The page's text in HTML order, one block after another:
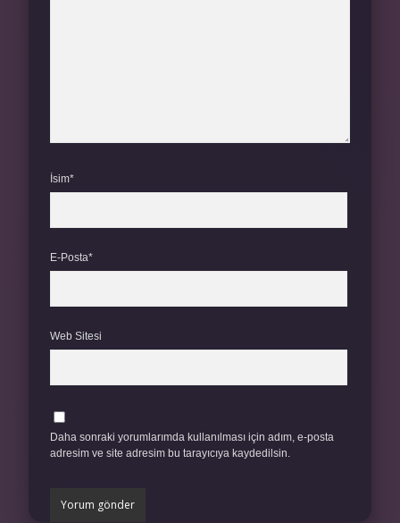
İsim*
E-Posta*
Web Sitesi
Daha sonraki yorumlarımda kullanılması için adım, e-posta
adresim ve site adresim bu tarayıcıya kaydedilsin.